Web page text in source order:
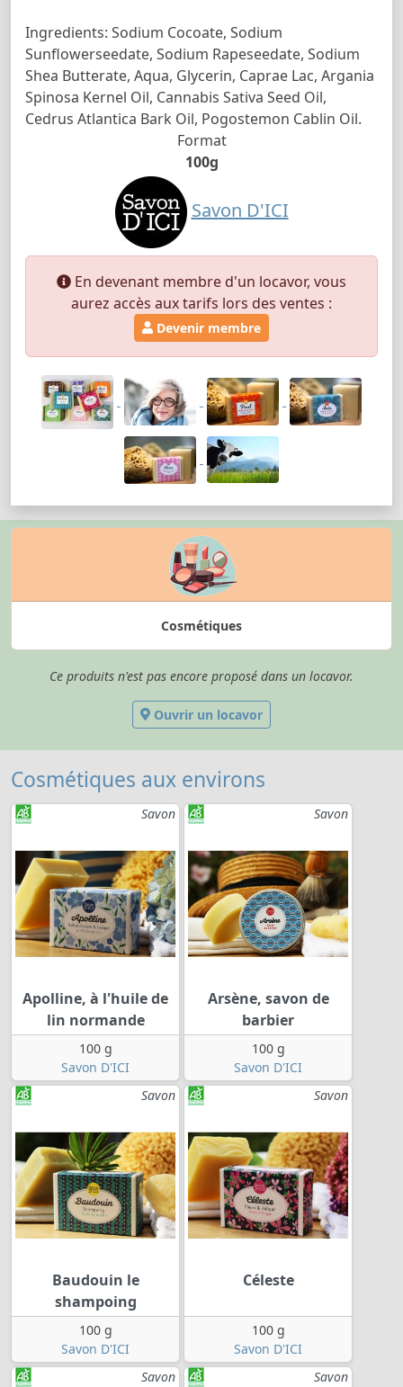
Ingredients: Sodium Cocoate, Sodium
Sunflowerseedate, Sodium Rapeseedate, Sodium
Shea Butterate, Aqua, Glycerin, Caprae Lac, Argania
Spinosa Kernel Oil, Cannabis Sativa Seed Oil,
Cedrus Atlantica Bark Oil, Pogostemon Cablin Oil.
Format
100g
Savon D'ICI
En devenant membre d'un locavor, vous
aurez accès aux tarifs lors des ventes :
Devenir membre
Cosmétiques
Ce produits n'est pas encore proposé dans un locavor.
Ouvrir un locavor
Cosmétiques aux environs
Savon
Apolline, à l'huile de
lin normande
100 g
Savon D'ICI
Savon
Arsène, savon de
barbier
100 g
Savon D'ICI
Savon
Baudouin le
shampoing
100 g
Savon D'ICI
Savon
Céleste
100 g
Savon D'ICI
Savon
Savon